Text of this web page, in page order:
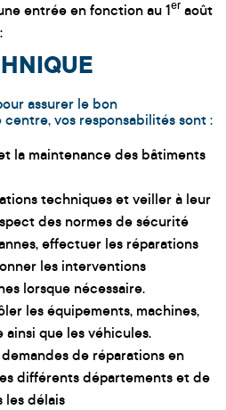
entrée en fonction au 1er août
assurer le bon
vos responsabilités sont :
la maintenance des bâtiments
techniques et veiller à leur
des normes de sécurité
effectuer les réparations
les interventions
lorsque nécessaire.
les équipements, machines,
ainsi que les véhicules.
de réparations en
différents départements et de
les délais